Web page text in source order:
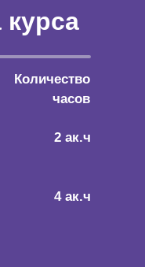
2 ак.ч
4 ак.ч
Количество
часов